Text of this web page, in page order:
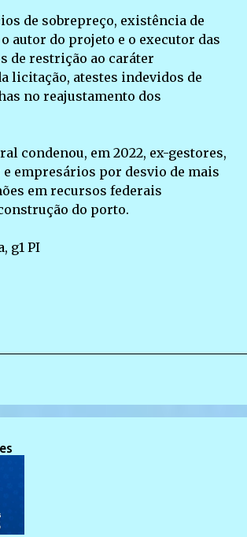
de sobrepreço, existência de
autor do projeto e o executor das
de restrição ao caráter
licitação, atestes indevidos de
no reajustamento dos
condenou, em 2022, ex-gestores,
empresários por desvio de mais
em recursos federais
do porto.
g1 PI